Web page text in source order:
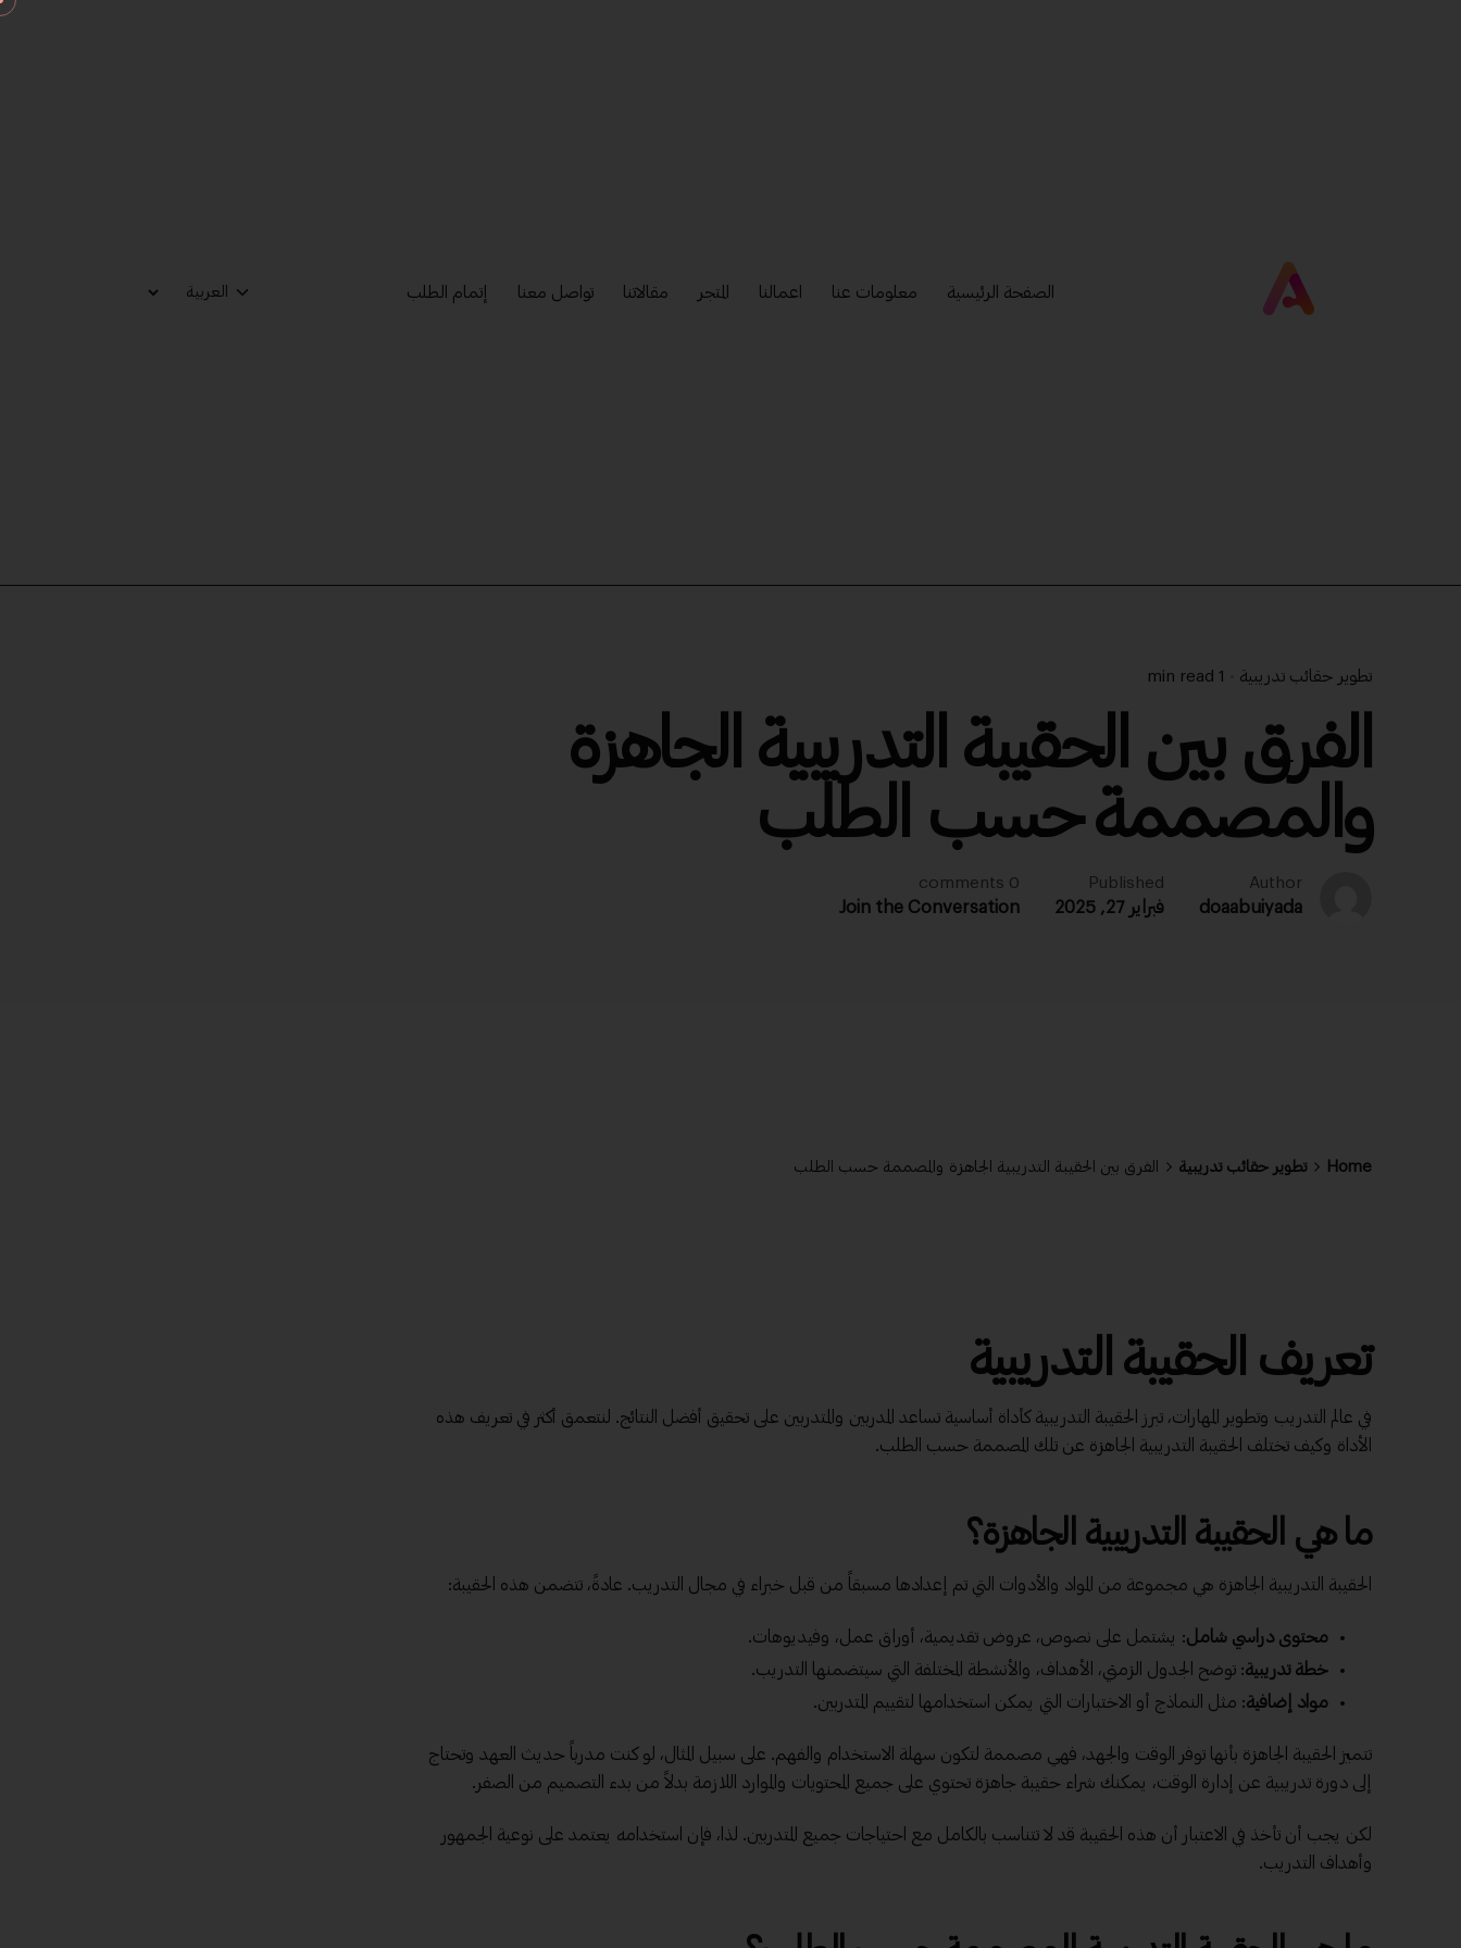
الصفحة الرئيسية معلومات عنا اعمالنا المتجر مقالاتنا تواصل معنا إتمام الطلب
تطوير حقائب تدريبية 1 min read
الفرق بين الحقيبة التدريبية الجاهزة
والمصممة حسب الطلب
Author
doaabuiyada
Published
فبراير 27, 2025
0 comments
Join the Conversation
Home تطوير حقائب تدريبية الفرق بين الحقيبة التدريبية الجاهزة والمصممة حسب الطلب
تعريف الحقيبة التدريبية
في عالم التدريب وتطوير المهارات، تبرز الحقيبة التدريبية كأداة أساسية تساعد المدربين والمتدربين على تحقيق أفضل النتائج. لنتعمق أكثر في تعريف هذه
الأداة وكيف تختلف الحقيبة التدريبية الجاهزة عن تلك المصممة حسب الطلب.
ما هي الحقيبة التدريبية الجاهزة؟
الحقيبة التدريبية الجاهزة هي مجموعة من المواد والأدوات التي تم إعدادها مسبقاً من قبل خبراء في مجال التدريب. عادةً، تتضمن هذه الحقيبة:
محتوى دراسي شامل: يشتمل على نصوص، عروض تقديمية، أوراق عمل، وفيديوهات.
خطة تدريبية: توضح الجدول الزمني، الأهداف، والأنشطة المختلفة التي سيتضمنها التدريب.
مواد إضافية: مثل النماذج أو الاختبارات التي يمكن استخدامها لتقييم المتدربين.
تتميز الحقيبة الجاهزة بأنها توفر الوقت والجهد، فهي مصممة لتكون سهلة الاستخدام والفهم. على سبيل المثال، لو كنت مدرباً حديث العهد وتحتاج
إلى دورة تدريبية عن إدارة الوقت، يمكنك شراء حقيبة جاهزة تحتوي على جميع المحتويات والموارد اللازمة بدلاً من بدء التصميم من الصفر.
لكن يجب أن تأخذ في الاعتبار أن هذه الحقيبة قد لا تتناسب بالكامل مع احتياجات جميع المتدربين. لذا، فإن استخدامه يعتمد على نوعية الجمهور
وأهداف التدريب.